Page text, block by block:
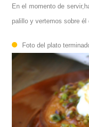
En el momento de
palillo y vertemos sobre
Foto del plato